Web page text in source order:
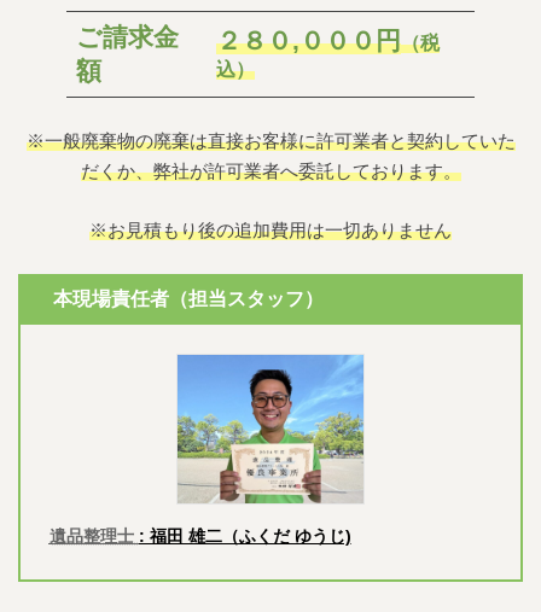
ご請求金
額
２８０,０００円（税
込）
※一般廃棄物の廃棄は直接お客様に許可業者と契約していた
だくか、弊社が許可業者へ委託しております。
※お見積もり後の追加費用は一切ありません
本現場責任者（担当スタッフ）
遺品整理士 : 福田 雄二（ふくだ ゆうじ)